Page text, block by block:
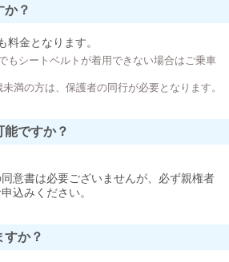
か？
料金となります。
もシートベルトが着用できない場合はご乗車
満の方は、保護者の同行が必要となります。
ですか？
意書は必要ございませんが、必ず親権者
込みください。
すか？